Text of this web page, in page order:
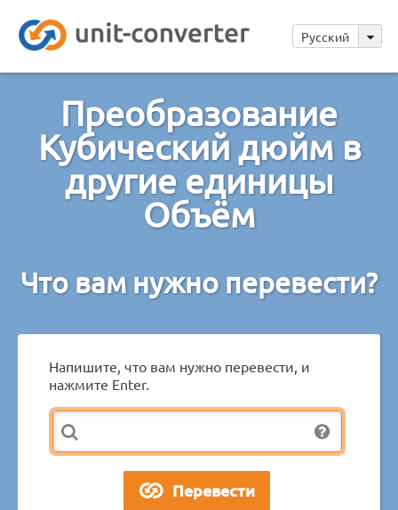
Русский
Преобразование
Кубический дюйм в
другие единицы
Объём
Что вам нужно перевести?
Напишите, что вам нужно перевести, и
нажмите Enter.